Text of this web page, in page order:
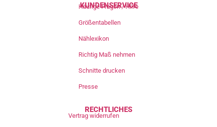
KUNDENSERVICE
Häufige Fragen / Hilfe
Größentabellen
Nählexikon
Richtig Maß nehmen
Schnitte drucken
Presse
RECHTLICHES
Vertrag widerrufen